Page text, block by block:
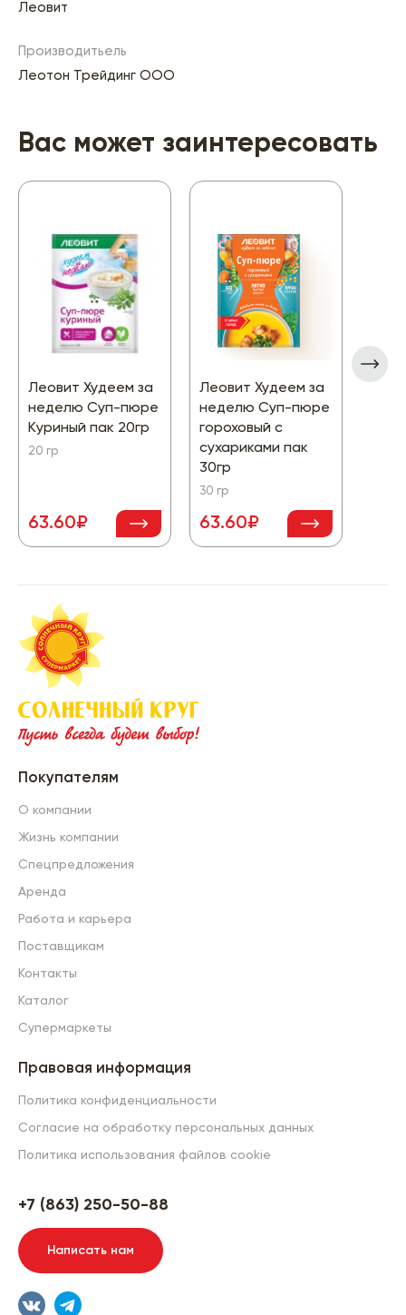
Леовит
Производитьель
Леотон Трейдинг ООО
Вас может заинтересовать
Леовит Худеем за
неделю Суп-пюре
Куриный пак 20гр
20 гр
63.60₽
Леовит Худеем за
неделю Суп-пюре
гороховый с
сухариками пак
30гр
30 гр
63.60₽
Покупателям
О компании
Жизнь компании
Спецпредложения
Аренда
Работа и карьера
Поставщикам
Контакты
Каталог
Супермаркеты
Правовая информация
Политика конфиденциальности
Согласие на обработку персональных данных
Политика использования файлов cookie
+7 (863) 250-50-88
Написать нам